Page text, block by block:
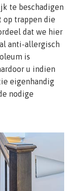
te beschadigen
op trappen die
dat we hier
anti-allergisch
is
u indien
eigenhandig
nodige